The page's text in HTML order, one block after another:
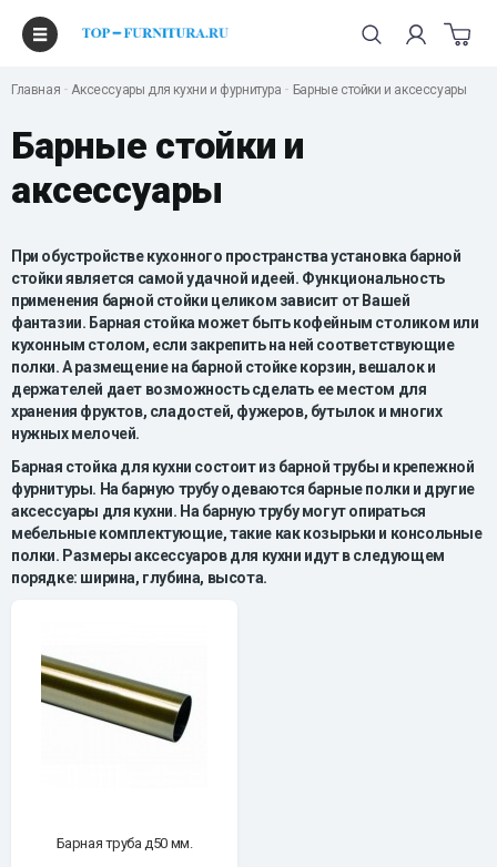
Главная Аксессуары для кухни и фурнитура Барные стойки и аксессуары
Барные стойки и
аксессуары
При обустройстве кухонного пространства установка барной
стойки является самой удачной идеей. Функциональность
применения барной стойки целиком зависит от Вашей
фантазии. Барная стойка может быть кофейным столиком или
кухонным столом, если закрепить на ней соответствующие
полки. А размещение на барной стойке корзин, вешалок и
держателей дает возможность сделать ее местом для
хранения фруктов, сладостей, фужеров, бутылок и многих
нужных мелочей.
Барная стойка для кухни состоит из барной трубы и крепежной
фурнитуры. На барную трубу одеваются барные полки и другие
аксессуары для кухни. На барную трубу могут опираться
мебельные комплектующие, такие как козырьки и консольные
полки. Размеры аксессуаров для кухни идут в следующем
порядке: ширина, глубина, высота.
Барная труба д50 мм.